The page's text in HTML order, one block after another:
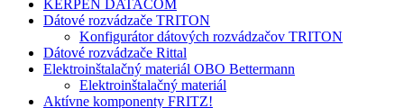
KERPEN DATACOM
Dátové rozvádzače TRITON
Konfigurátor dátových rozvádzačov TRITON
Dátové rozvádzače Rittal
Elektroinštalačný materiál OBO Bettermann
Elektroinštalačný materiál
Aktívne komponenty FRITZ!